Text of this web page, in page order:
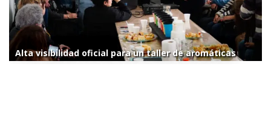
Alta visibilidad oficial para un taller de aromáticas